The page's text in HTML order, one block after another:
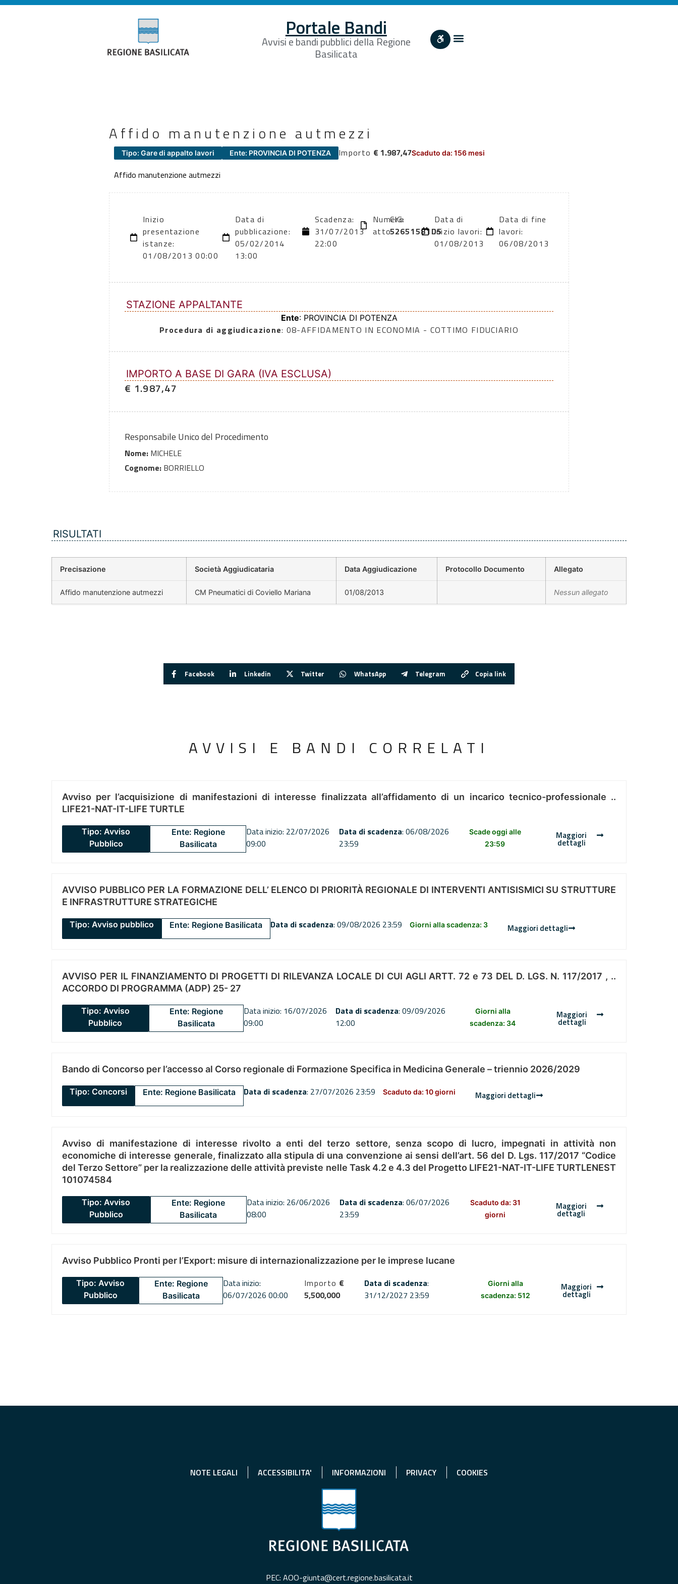
Portale Bandi
Avvisi e bandi pubblici della Regione
Basilicata
Affido manutenzione autmezzi
Tipo: Gare di appalto lavori Ente: PROVINCIA DI POTENZA Importo € 1.987,47Scaduto da: 156 mesi
Affido manutenzione autmezzi
Inizio
presentazione
istanze:
01/08/2013 00:00
Data di
pubblicazione:
05/02/2014
13:00
Scadenza:
31/07/2013
22:00
Numero
atto:
CIG:
52651581D5
Data di
inizio lavori:
01/08/2013
Data di fine
lavori:
06/08/2013
STAZIONE APPALTANTE
Ente: PROVINCIA DI POTENZA
Procedura di aggiudicazione: 08-AFFIDAMENTO IN ECONOMIA - COTTIMO FIDUCIARIO
IMPORTO A BASE DI GARA (IVA ESCLUSA)
€ 1.987,47
Responsabile Unico del Procedimento
Nome: MICHELE
Cognome: BORRIELLO
RISULTATI
Precisazione Società Aggiudicataria Data Aggiudicazione Protocollo Documento Allegato
Affido manutenzione autmezzi CM Pneumatici di Coviello Mariana 01/08/2013 Nessun allegato
Facebook Linkedin Twitter WhatsApp Telegram Copia link
AVVISI E BANDI CORRELATI
Avviso per l’acquisizione di manifestazioni di interesse finalizzata all’affidamento di un incarico tecnico-professionale ..
LIFE21-NAT-IT-LIFE TURTLE
Tipo: Avviso
Pubblico
Ente: Regione
Basilicata
Data inizio: 22/07/2026
09:00
Data di scadenza: 06/08/2026
23:59
Scade oggi alle
23:59
Maggiori
dettagli
AVVISO PUBBLICO PER LA FORMAZIONE DELL’ ELENCO DI PRIORITÀ REGIONALE DI INTERVENTI ANTISISMICI SU STRUTTURE
E INFRASTRUTTURE STRATEGICHE
Tipo: Avviso pubblico Ente: Regione Basilicata Data di scadenza: 09/08/2026 23:59 Giorni alla scadenza: 3 Maggiori dettagli
AVVISO PER IL FINANZIAMENTO DI PROGETTI DI RILEVANZA LOCALE DI CUI AGLI ARTT. 72 e 73 DEL D. LGS. N. 117/2017 , ..
ACCORDO DI PROGRAMMA (ADP) 25- 27
Tipo: Avviso
Pubblico
Ente: Regione
Basilicata
Data inizio: 16/07/2026
09:00
Data di scadenza: 09/09/2026
12:00
Giorni alla
scadenza: 34
Maggiori
dettagli
Bando di Concorso per l’accesso al Corso regionale di Formazione Specifica in Medicina Generale – triennio 2026/2029
Tipo: Concorsi Ente: Regione Basilicata Data di scadenza: 27/07/2026 23:59 Scaduto da: 10 giorni Maggiori dettagli
Avviso di manifestazione di interesse rivolto a enti del terzo settore, senza scopo di lucro, impegnati in attività non
economiche di interesse generale, finalizzato alla stipula di una convenzione ai sensi dell’art. 56 del D. Lgs. 117/2017 “Codice
del Terzo Settore” per la realizzazione delle attività previste nelle Task 4.2 e 4.3 del Progetto LIFE21-NAT-IT-LIFE TURTLENEST
101074584
Tipo: Avviso
Pubblico
Ente: Regione
Basilicata
Data inizio: 26/06/2026
08:00
Data di scadenza: 06/07/2026
23:59
Scaduto da: 31
giorni
Maggiori
dettagli
Avviso Pubblico Pronti per l’Export: misure di internazionalizzazione per le imprese lucane
Tipo: Avviso
Pubblico
Ente: Regione
Basilicata
Data inizio:
06/07/2026 00:00
Importo €
5,500,000
Data di scadenza:
31/12/2027 23:59
Giorni alla
scadenza: 512
Maggiori
dettagli
NOTE LEGALI ACCESSIBILITA' INFORMAZIONI PRIVACY COOKIES
PEC: AOO-giunta@cert.regione.basilicata.it